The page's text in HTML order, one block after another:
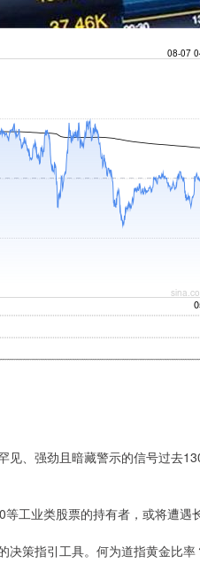
、强劲且暗藏警示的信号过去
业类股票的持有者，或将遭遇
策指引工具。何为道指黄金比率